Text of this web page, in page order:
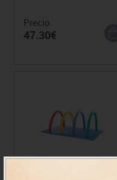
Precio
47.30€